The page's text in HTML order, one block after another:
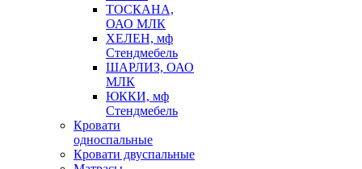
ТОСКАНА,
ОАО МЛК
ХЕЛЕН, мф
Стендмебель
ШАРЛИЗ, ОАО
МЛК
ЮККИ, мф
Стендмебель
Кровати
односпальные
Кровати двуспальные